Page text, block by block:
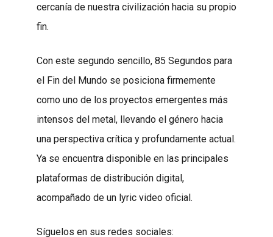
cercanía de nuestra civilización hacia su propio
fin.
Con este segundo sencillo, 85 Segundos para
el Fin del Mundo se posiciona firmemente
como uno de los proyectos emergentes más
intensos del metal, llevando el género hacia
una perspectiva crítica y profundamente actual.
Ya se encuentra disponible en las principales
plataformas de distribución digital,
acompañado de un lyric video oficial.
Síguelos en sus redes sociales: